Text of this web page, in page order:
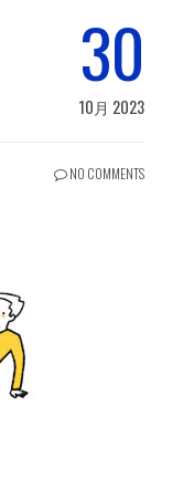
30
10月 2023
NO COMMENTS